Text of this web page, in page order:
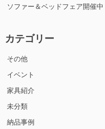
ソファー＆ベッドフェア開催中
カテゴリー
その他
イベント
家具紹介
未分類
納品事例